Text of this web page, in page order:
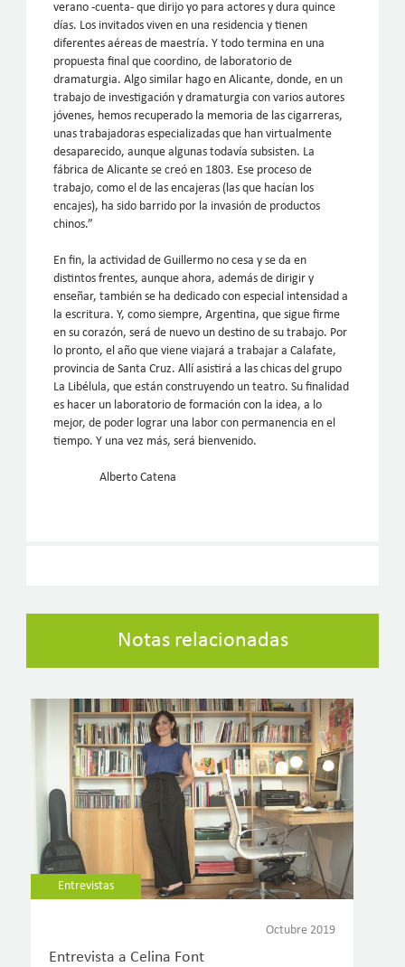
verano -cuenta- que dirijo yo para actores y dura quince
días. Los invitados viven en una residencia y tienen
diferentes aéreas de maestría. Y todo termina en una
propuesta final que coordino, de laboratorio de
dramaturgia. Algo similar hago en Alicante, donde, en un
trabajo de investigación y dramaturgia con varios autores
jóvenes, hemos recuperado la memoria de las cigarreras,
unas trabajadoras especializadas que han virtualmente
desaparecido, aunque algunas todavía subsisten. La
fábrica de Alicante se creó en 1803. Ese proceso de
trabajo, como el de las encajeras (las que hacían los
encajes), ha sido barrido por la invasión de productos
chinos.”
En fin, la actividad de Guillermo no cesa y se da en
distintos frentes, aunque ahora, además de dirigir y
enseñar, también se ha dedicado con especial intensidad a
la escritura. Y, como siempre, Argentina, que sigue firme
en su corazón, será de nuevo un destino de su trabajo. Por
lo pronto, el año que viene viajará a trabajar a Calafate,
provincia de Santa Cruz. Allí asistirá a las chicas del grupo
La Libélula, que están construyendo un teatro. Su finalidad
es hacer un laboratorio de formación con la idea, a lo
mejor, de poder lograr una labor con permanencia en el
tiempo. Y una vez más, será bienvenido.
Alberto Catena
Notas relacionadas
Entrevistas
Octubre 2019
Entrevista a Celina Font